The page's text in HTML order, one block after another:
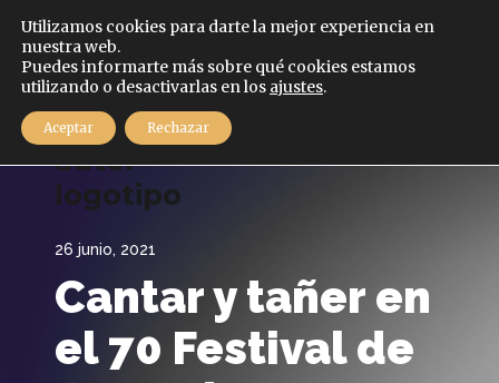
26 junio, 2021
Cantar y tañer en
el 70 Festival de
Español
Utilizamos cookies para darte la mejor experiencia en
nuestra web.
Puedes informarte más sobre qué cookies estamos
utilizando o desactivarlas en los ajustes.
Aceptar Rechazar